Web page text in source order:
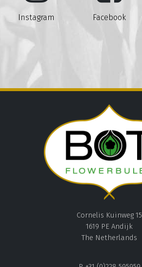
Instagram Facebook
Cornelis Kuinweg 15
1619 PE Andijk
The Netherlands